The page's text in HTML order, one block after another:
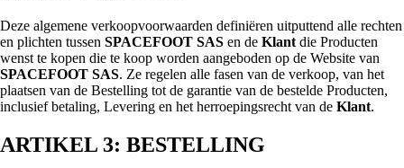
Deze algemene verkoopvoorwaarden definiëren uitputtend alle rechten
en plichten tussen SPACEFOOT SAS en de Klant die Producten
wenst te kopen die te koop worden aangeboden op de Website van
SPACEFOOT SAS. Ze regelen alle fasen van de verkoop, van het
plaatsen van de Bestelling tot de garantie van de bestelde Producten,
inclusief betaling, Levering en het herroepingsrecht van de Klant.
ARTIKEL 3: BESTELLING